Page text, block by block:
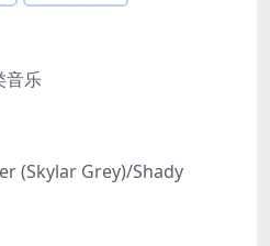
音乐
(Skylar Grey)/Shady